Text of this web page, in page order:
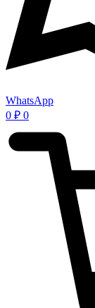
WhatsApp
0 ₽ 0